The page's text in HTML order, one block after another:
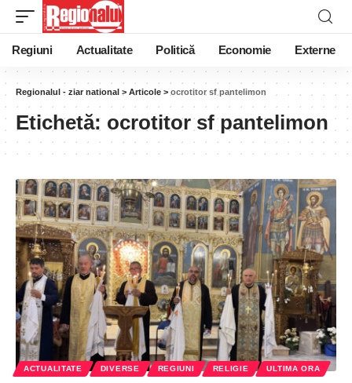
Regiuni Actualitate Politică Economie Externe
Regionalul - ziar national > Articole > ocrotitor sf pantelimon
Etichetă: ocrotitor sf pantelimon
ACTUALITATE DIVERSE REGIUNI RELIGIE ULTIMA ORA